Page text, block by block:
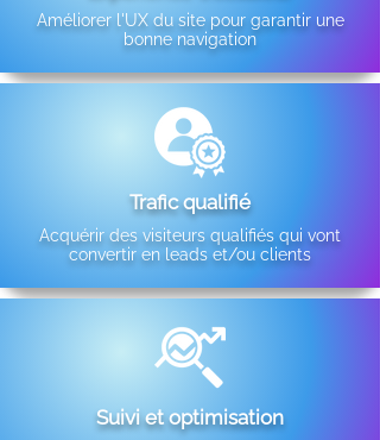
Améliorer l'UX du site pour garantir une
bonne navigation
Trafic qualifié
Acquérir des visiteurs qualifiés qui vont
convertir en leads et/ou clients
Suivi et optimisation